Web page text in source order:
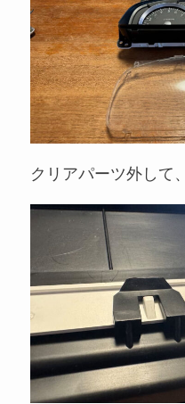
クリアパーツ外して